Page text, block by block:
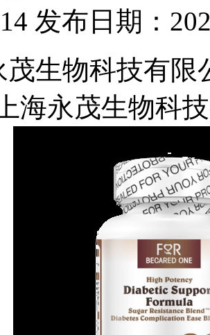
发布日期：
茂生物科技有
海永茂生物科